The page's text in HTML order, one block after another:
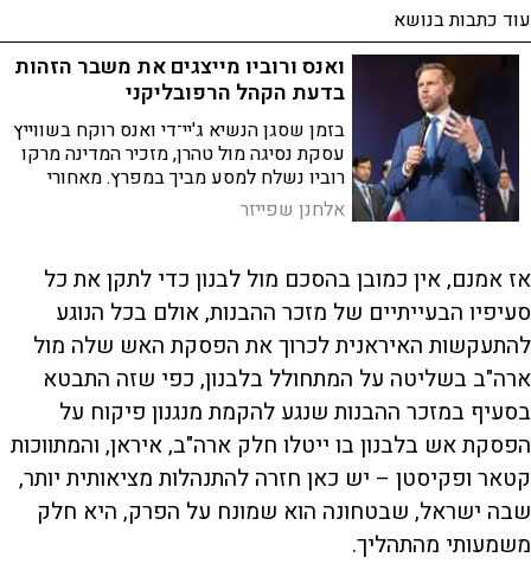
עוד כתבות בנושא
ואנס ורוביו מייצגים את משבר הזהות
בדעת הקהל הרפובליקני
בזמן שסגן הנשיא ג'יי־די ואנס רוקח בשווייץ
עסקת נסיגה מול טהרן, מזכיר המדינה מרקו
רוביו נשלח למסע מביך במפרץ. מאחורי
העסקה מסתתר מאבק על מדיניות החוץ של
ארה"ב ועל הנשיאות ב־2028
אלחנן שפייזר
אז אמנם, אין כמובן בהסכם מול לבנון כדי לתקן את כל
סעיפיו הבעייתיים של מזכר ההבנות, אולם בכל הנוגע
להתעקשות האיראנית לכרוך את הפסקת האש שלה מול
ארה"ב בשליטה על המתחולל בלבנון, כפי שזה התבטא
בסעיף במזכר ההבנות שנגע להקמת מנגנון פיקוח על
הפסקת אש בלבנון בו ייטלו חלק ארה"ב, איראן, והמתווכות
קטאר ופקיסטן – יש כאן חזרה להתנהלות מציאותית יותר,
שבה ישראל, שבטחונה הוא שמונח על הפרק, היא חלק
משמעותי מהתהליך.